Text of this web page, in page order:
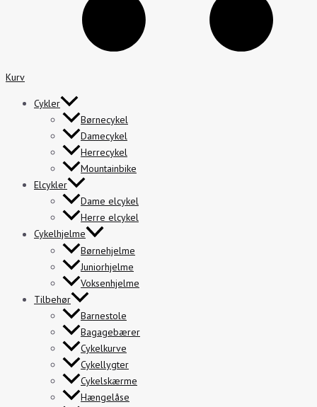
Kurv
Cykler
Børnecykel
Damecykel
Herrecykel
Mountainbike
Elcykler
Dame elcykel
Herre elcykel
Cykelhjelme
Børnehjelme
Juniorhjelme
Voksenhjelme
Tilbehør
Barnestole
Bagagebærer
Cykelkurve
Cykellygter
Cykelskærme
Hængelåse